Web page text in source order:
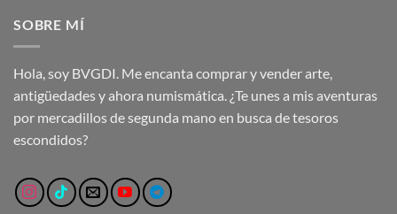
SOBRE MÍ
Hola, soy BVGDI. Me encanta comprar y vender arte,
antigüedades y ahora numismática. ¿Te unes a mis aventuras
por mercadillos de segunda mano en busca de tesoros
escondidos?